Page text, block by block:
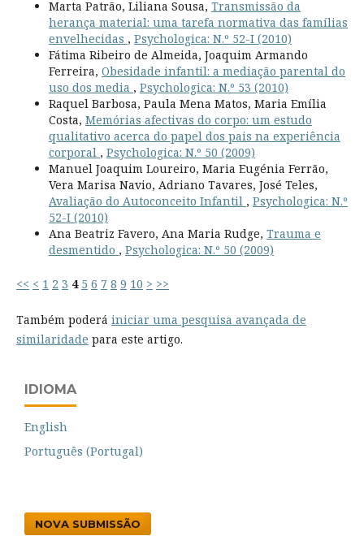
Marta Patrão, Liliana Sousa, Transmissão da
herança material: uma tarefa normativa das famílias
envelhecidas , Psychologica: N.º 52-I (2010)
Fátima Ribeiro de Almeida, Joaquim Armando
Ferreira, Obesidade infantil: a mediação parental do
uso dos media , Psychologica: N.º 53 (2010)
Raquel Barbosa, Paula Mena Matos, Maria Emília
Costa, Memórias afectivas do corpo: um estudo
qualitativo acerca do papel dos pais na experiência
corporal , Psychologica: N.º 50 (2009)
Manuel Joaquim Loureiro, Maria Eugénia Ferrão,
Vera Marisa Navio, Adriano Tavares, José Teles,
Avaliação do Autoconceito Infantil , Psychologica: N.º
52-I (2010)
Ana Beatriz Favero, Ana Maria Rudge, Trauma e
desmentido , Psychologica: N.º 50 (2009)
<< < 1 2 3 4 5 6 7 8 9 10 > >>
Também poderá iniciar uma pesquisa avançada de
similaridade para este artigo.
IDIOMA
English
Português (Portugal)
NOVA SUBMISSÃO